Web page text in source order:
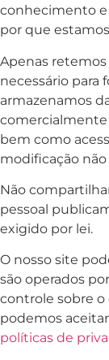
conhecimento
por que
Apenas
necessário para
armazenamos
comercialmente
bem como
modificação
Não
pessoal
exigido por lei.
O nosso site
são operados
controle sobre o
podemos
políticas de